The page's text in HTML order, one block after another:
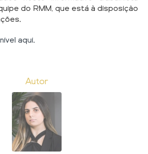
do RMM, que está à disposição
aqui.
Autor